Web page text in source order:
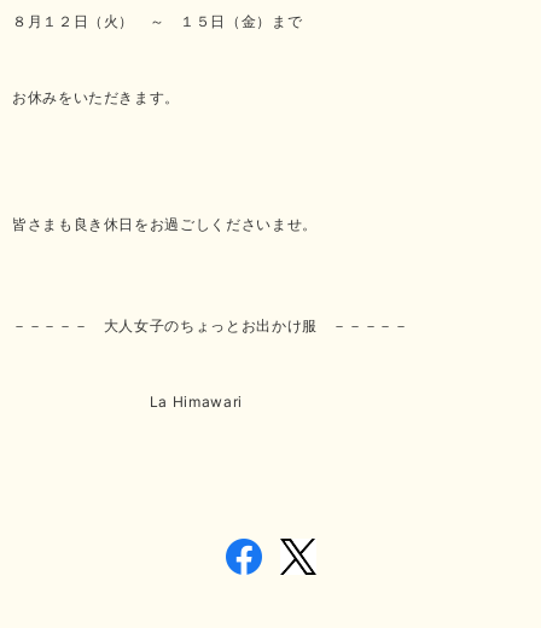
８月１２日（火） ～ １５日（金）まで
お休みをいただきます。
皆さまも良き休日をお過ごしくださいませ。
－－－－－ 大人女子のちょっとお出かけ服 －－－－－
La Himawari